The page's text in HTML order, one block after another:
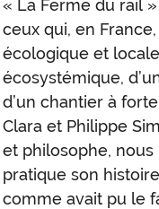
« La Ferme du rail
ceux qui, en
écologique et
écosystémique,
d’un chantier à
Clara et Philippe
et philosophe,
pratique son
comme avait pu le